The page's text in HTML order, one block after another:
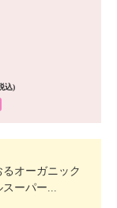
込)
るオーガニック
ーパー...